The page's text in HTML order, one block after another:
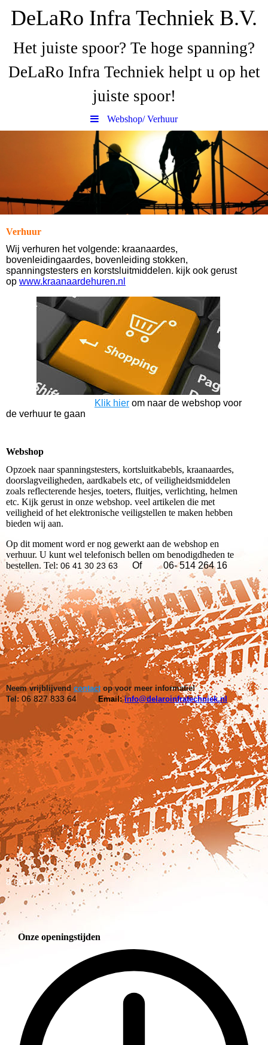
DeLaRo Infra Techniek B.V.
Het juiste spoor? Te hoge spanning?
DeLaRo Infra Techniek helpt u op het
juiste spoor!
Webshop/ Verhuur
Verhuur
Wij verhuren het volgende: kraanaardes,
bovenleidingaardes, bovenleiding stokken,
spanningstesters en korstsluitmiddelen. kijk ook gerust
op www.kraanaardehuren.nl
Klik hier om naar de webshop voor
de verhuur te gaan
Webshop
Opzoek naar spanningstesters, kortsluitkabebls, kraanaardes,
doorslagveiligheden, aardkabels etc, of veiligheidsmiddelen
zoals reflecterende hesjes, toeters, fluitjes, verlichting, helmen
etc. Kijk gerust in onze webshop. veel artikelen die met
veiligheid of het elektronische veiligstellen te maken hebben
bieden wij aan.
Op dit moment word er nog gewerkt aan de webshop en
verhuur. U kunt wel telefonisch bellen om benodigdheden te
bestellen. Tel: 06 41 30 23 63 Of 06- 514 264 16
Neem vrijblijvend contactop voor meer informatie!
Tel: 06 827 833 64 Email:info@delaroinfratechniek.nl
8-69 15 44 5
Onze openingstijden